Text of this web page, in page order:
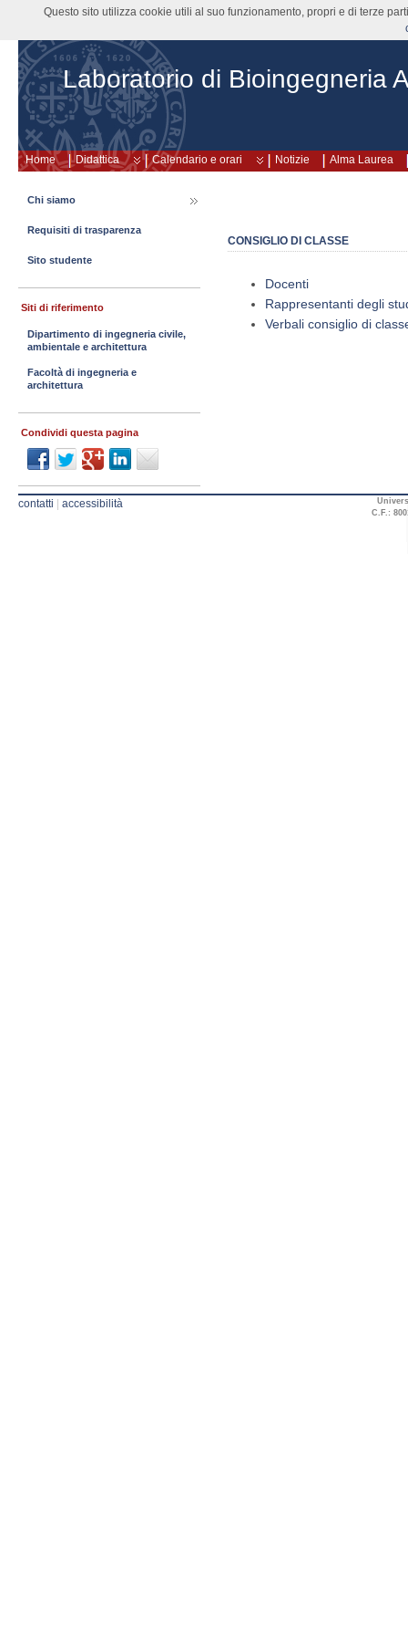
Laboratorio di Bioingegneria
Home Didattica Calendario e orari Notizie Alma Laurea
CONSIGLIO DI CLASSE
Docenti
Rappresentanti degli
Verbali consiglio di
Chi siamo
Requisiti di trasparenza
Sito studente
Siti di riferimento
Dipartimento di ingegneria civile,
ambientale e architettura
Facoltà di ingegneria e
architettura
Condividi questa pagina
contatti accessibilità
C.F.:
Questo sito utilizza cookie utili al suo funzionamento, propri e di terze